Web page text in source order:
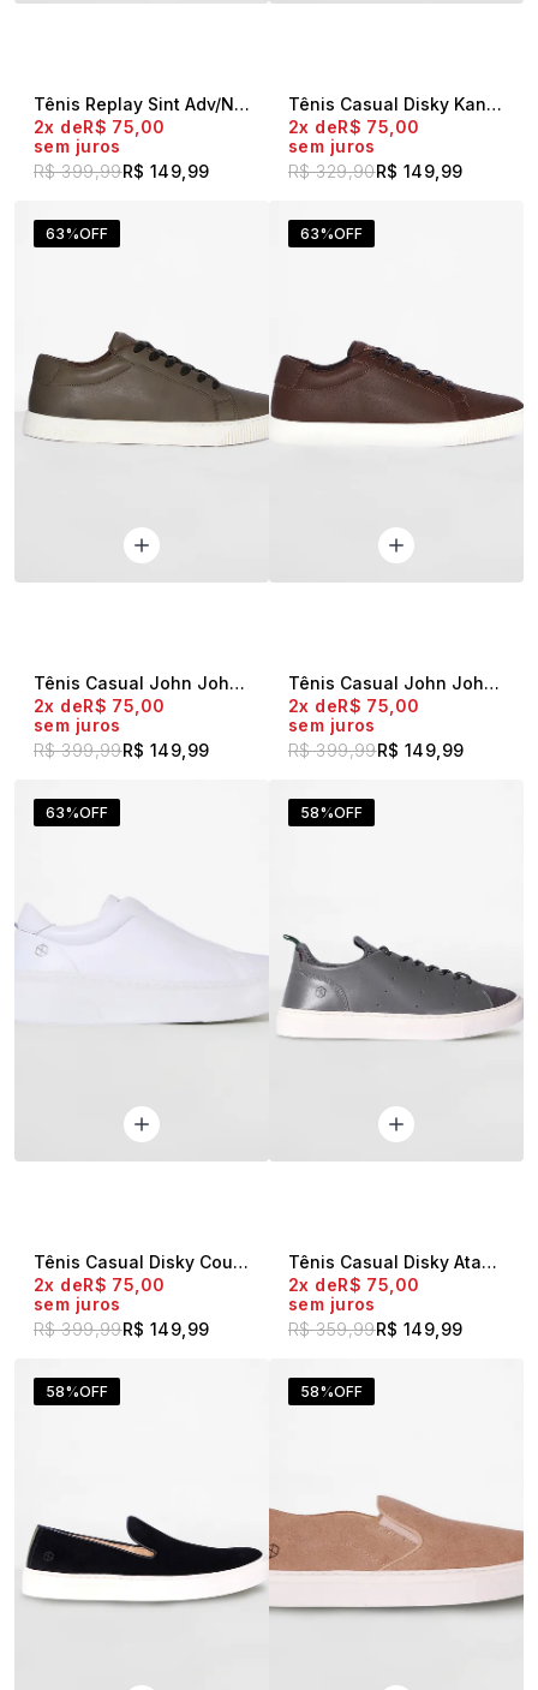
Tênis Replay Sint Adv/Nylon Castor Marrom Escuro
R$ 399,99R$ 149,99
2x
R$ 75,00
sem juros
Tênis Casual Disky Kanvas Caqui
R$ 329,90R$ 149,99
2x
R$ 75,00
sem juros
63%OFF
Tênis Casual John John Verde
R$ 399,99R$ 149,99
2x
R$ 75,00
sem juros
63%OFF
Tênis Casual John John Café
R$ 399,99R$ 149,99
2x
R$ 75,00
sem juros
63%OFF
Tênis Casual Disky Couro Fly Branco
R$ 399,99R$ 149,99
2x
R$ 75,00
sem juros
58%OFF
Tênis Casual Disky Atanado Cinza
R$ 359,99R$ 149,99
2x
R$ 75,00
sem juros
58%OFF 58%OFF